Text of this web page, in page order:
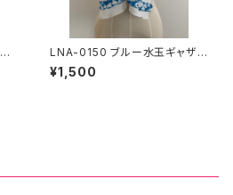
LNA-0150 ブルー水玉ギャザ
ーフリルボウタイ
¥1,500